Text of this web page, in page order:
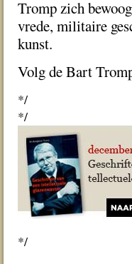
Tromp zich
vrede, militaire
kunst.
Volg de Bart
*/
*/
*/